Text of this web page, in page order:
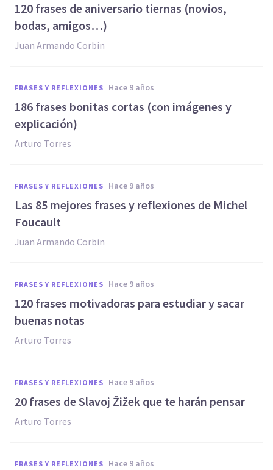
120 frases de aniversario tiernas (novios,
bodas, amigos…)
Juan Armando Corbin
FRASES Y REFLEXIONES hace 9 años
186 frases bonitas cortas (con imágenes y
explicación)
Arturo Torres
FRASES Y REFLEXIONES hace 9 años
Las 85 mejores frases y reflexiones de Michel
Foucault
Juan Armando Corbin
FRASES Y REFLEXIONES hace 9 años
120 frases motivadoras para estudiar y sacar
buenas notas
Arturo Torres
FRASES Y REFLEXIONES hace 9 años
​20 frases de Slavoj Žižek que te harán pensar
Arturo Torres
FRASES Y REFLEXIONES hace 9 años